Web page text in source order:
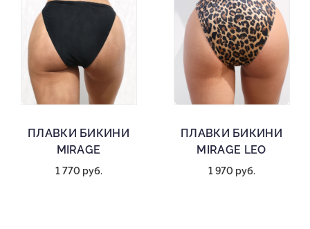
ПЛАВКИ БИКИНИ
MIRAGE
1 770 руб.
ПЛАВКИ БИКИНИ
MIRAGE LEO
1 970 руб.